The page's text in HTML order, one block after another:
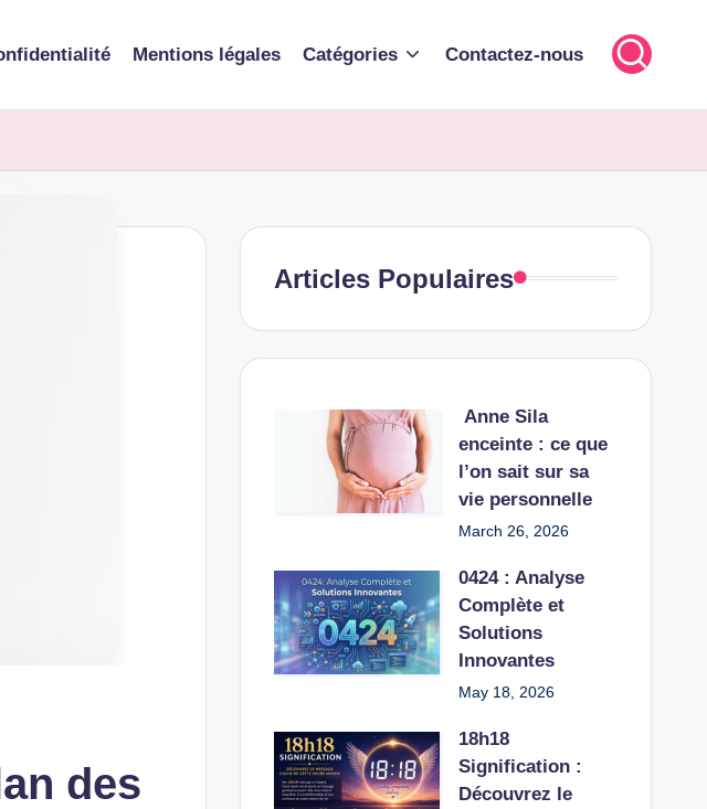
Mentions légales Catégories Contactez-nous
des
Articles Populaires
Anne Sila
enceinte : ce que
l’on sait sur sa
vie personnelle
March 26, 2026
0424 : Analyse
Complète et
Solutions
Innovantes
May 18, 2026
18h18
Signification :
Découvrez le